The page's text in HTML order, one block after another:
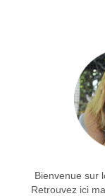
Bienvenue sur
Retrouvez ici